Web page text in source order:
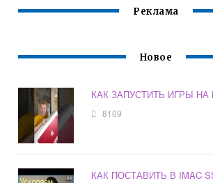
Реклама
Новое
КАК ЗАПУСТИТЬ ИГРЫ
8109
КАК ПОСТАВИТЬ В IMAC